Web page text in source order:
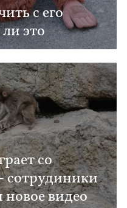
с его
это
со
сотрудиники
новое видео